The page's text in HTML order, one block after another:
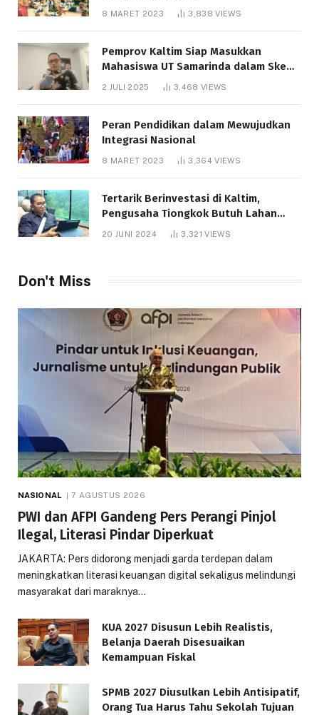
8 MARET 2023 3,838VIEWS
Pemprov Kaltim Siap Masukkan
Mahasiswa UT Samarinda dalam Skema
Bantuan Pendidikan Gratispol
2 JULI 2025 3,468 VIEWS
Peran Pendidikan dalam Mewujudkan
Integrasi Nasional
8 MARET 2023 3,364VIEWS
Tertarik Berinvestasi di Kaltim,
Pengusaha Tiongkok Butuh Lahan
1.000 Hektare
20 JUNI 2024 3,321VIEWS
Don't Miss
NASIONAL 7 AGUSTUS 2026
PWI dan AFPI Gandeng Pers Perangi Pinjol
Ilegal, Literasi Pindar Diperkuat
JAKARTA: Pers didorong menjadi garda terdepan dalam
meningkatkan literasi keuangan digital sekaligus melindungi
masyarakat dari maraknya…
KUA 2027 Disusun Lebih Realistis,
Belanja Daerah Disesuaikan
Kemampuan Fiskal
SPMB 2027 Diusulkan Lebih Antisipatif,
Orang Tua Harus Tahu Sekolah Tujuan